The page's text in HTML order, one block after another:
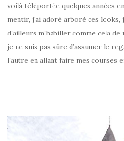
voilà téléportée quelques années
mentir, j’ai adoré arboré ces
d’ailleurs m’habiller comme cela
je ne suis pas sûre d’assumer le
l’autre en allant faire mes courses